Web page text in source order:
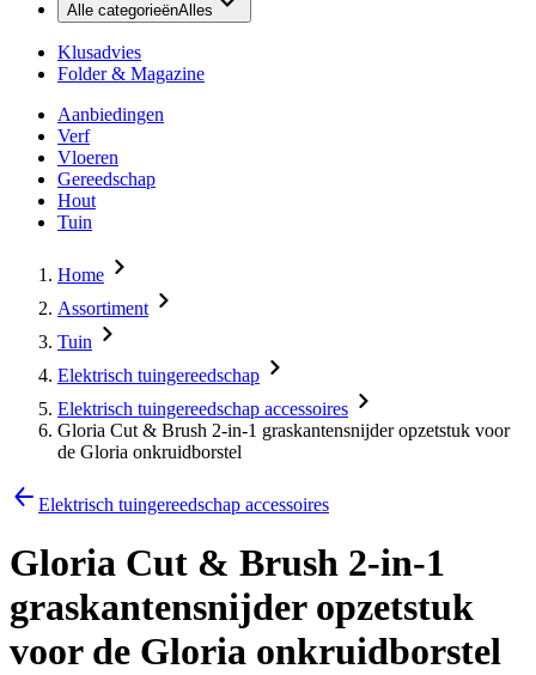
Alle categorieënAlles
Klusadvies
Folder & Magazine
Aanbiedingen
Verf
Vloeren
Gereedschap
Hout
Tuin
Home
Assortiment
Tuin
Elektrisch tuingereedschap
Elektrisch tuingereedschap accessoires
Gloria Cut & Brush 2-in-1 graskantensnijder opzetstuk voor
de Gloria onkruidborstel
Elektrisch tuingereedschap accessoires
Gloria Cut & Brush 2-in-1
graskantensnijder opzetstuk
voor de Gloria onkruidborstel